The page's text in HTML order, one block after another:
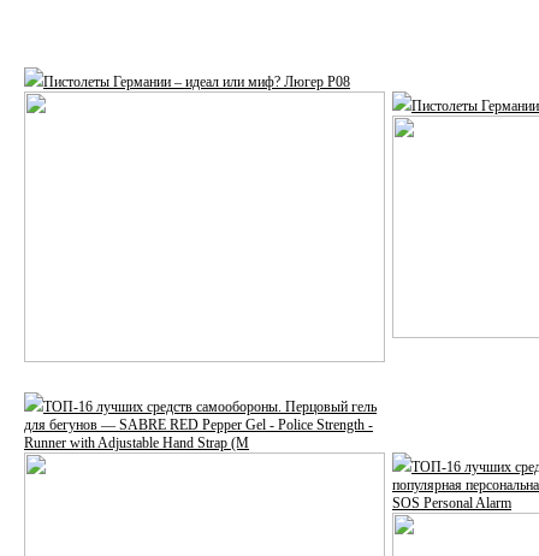
Пистолеты Германии – идеал или миф? Люгер Р08
Пистолеты
ТОП-16 лучших средств самообороны. Перцовый гель
для бегунов — SABRE RED Pepper Gel - Police Strength -
Runner with Adjustable Hand Strap (M
ТОП-16 лучших
популярная
SOS Personal Alarm